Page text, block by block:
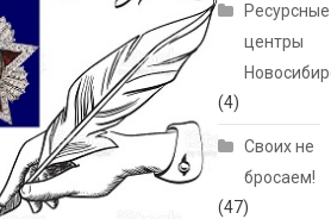
Ресурсные
центры
(4)
Своих не
бросаем!
(47)